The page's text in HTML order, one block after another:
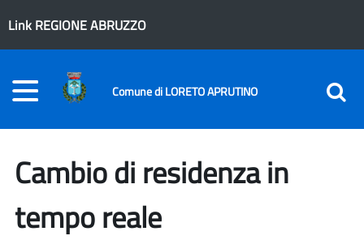
Link REGIONE ABRUZZO
Comune di LORETO APRUTINO
Cambio di residenza in
tempo reale